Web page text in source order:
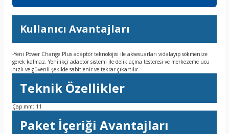
Kullanıcı Avantajları
-Yeni Power Change Plus adaptör teknolojisi ile aksesuarları vidalayıp sökmenize
gerek kalmaz. Yenilikçi adaptör sistemi ile delik açma testeresi ve merkezeme ucu
hızlı ve güvenli şekilde sabitlenir ve tekrar çıkartılır.
Teknik Özellikler
Çap mm: 11
Paket İçeriği Avantajları